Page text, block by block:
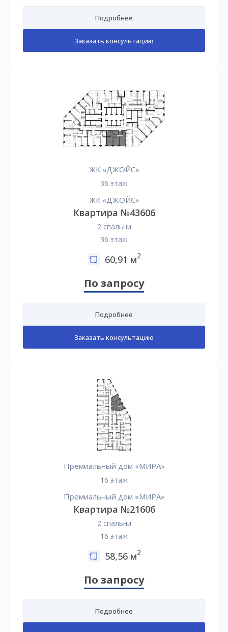
Подробнее
Заказать консультацию
ЖК «ДЖОЙС»
36 этаж
ЖК «ДЖОЙС»
Квартира №43606
2 спальни
36 этаж
60,91 м2
По запросу
Подробнее
Заказать консультацию
Премиальный дом «МИРА»
16 этаж
Премиальный дом «МИРА»
Квартира №21606
2 спальни
16 этаж
58,56 м2
По запросу
Подробнее